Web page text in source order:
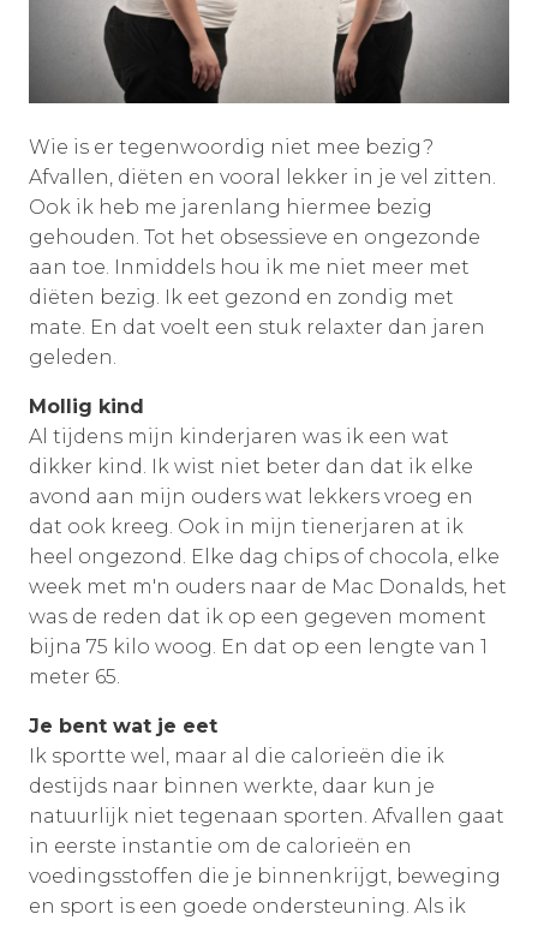
Wie is er tegenwoordig niet mee bezig?
Afvallen, diëten en vooral lekker in je vel zitten.
Ook ik heb me jarenlang hiermee bezig
gehouden. Tot het obsessieve en ongezonde
aan toe. Inmiddels hou ik me niet meer met
diëten bezig. Ik eet gezond en zondig met
mate. En dat voelt een stuk relaxter dan jaren
geleden.
Mollig kind
Al tijdens mijn kinderjaren was ik een wat
dikker kind. Ik wist niet beter dan dat ik elke
avond aan mijn ouders wat lekkers vroeg en
dat ook kreeg. Ook in mijn tienerjaren at ik
heel ongezond. Elke dag chips of chocola, elke
week met m'n ouders naar de Mac Donalds, het
was de reden dat ik op een gegeven moment
bijna 75 kilo woog. En dat op een lengte van 1
meter 65.
Je bent wat je eet
Ik sportte wel, maar al die calorieën die ik
destijds naar binnen werkte, daar kun je
natuurlijk niet tegenaan sporten. Afvallen gaat
in eerste instantie om de calorieën en
voedingsstoffen die je binnenkrijgt, beweging
en sport is een goede ondersteuning. Als ik